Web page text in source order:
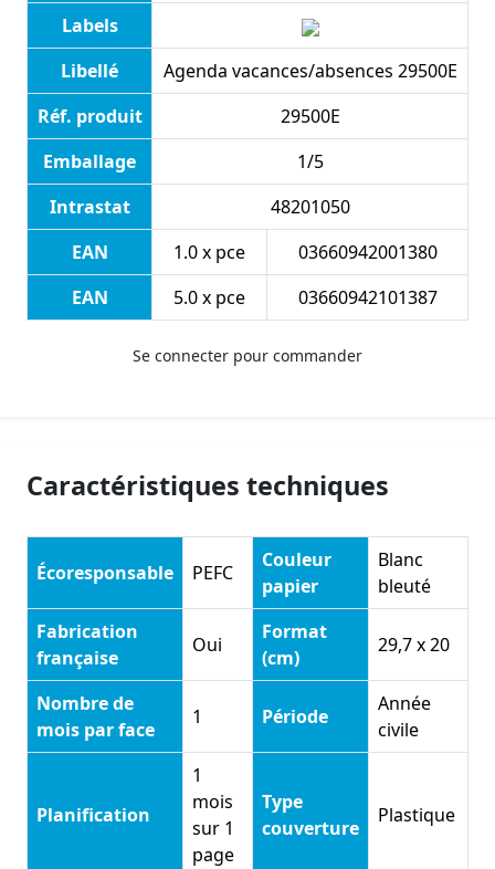
Labels
Libellé
Agenda vacances/absences 29500E
Réf. produit
29500E
Emballage
1/5
Intrastat
48201050
EAN
1.0 x pce
03660942001380
EAN
5.0 x pce 03660942101387
Se connecter pour commander
Caractéristiques techniques
Écoresponsable PEFC
Couleur
papier
Blanc
bleuté
Fabrication
française
Oui
Format
(cm)
29,7 x 20
Nombre de
mois par face
1 Période
Année
civile
Planification
1
mois
sur 1
page
Type
couverture
Plastique